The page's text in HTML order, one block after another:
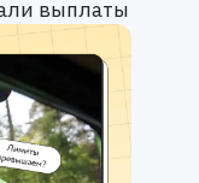
выплаты